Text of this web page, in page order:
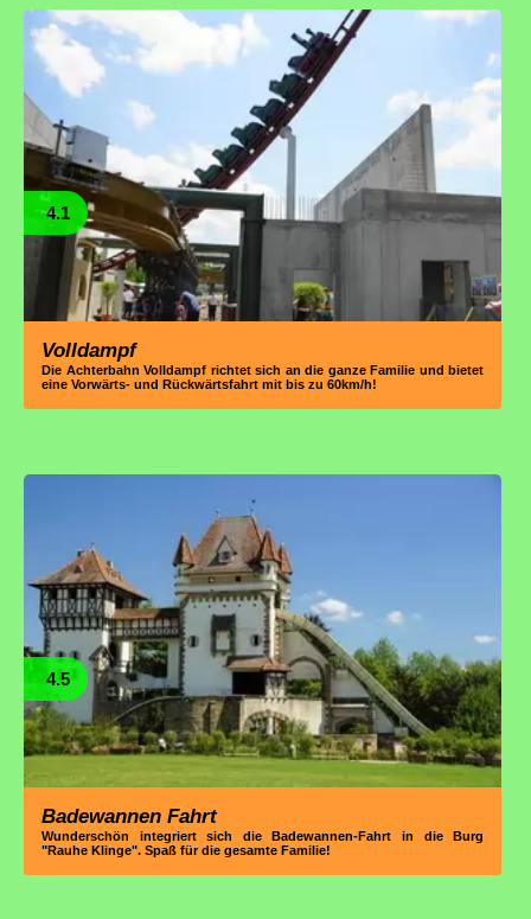
4.1
Volldampf
Die Achterbahn Volldampf richtet sich an die ganze Familie und bietet
eine Vorwärts- und Rückwärtsfahrt mit bis zu 60km/h!
4.5
Badewannen Fahrt
Wunderschön integriert sich die Badewannen-Fahrt in die Burg
"Rauhe Klinge". Spaß für die gesamte Familie!